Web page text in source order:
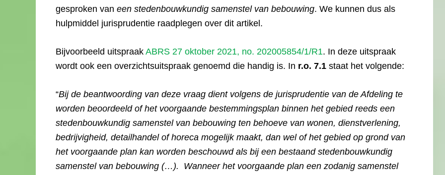
gesproken van een stedenbouwkundig samenstel van bebouwing. We kunnen dus als
hulpmiddel jurisprudentie raadplegen over dit artikel.
Bijvoorbeeld uitspraak ABRS 27 oktober 2021, no. 202005854/1/R1. In deze uitspraak
wordt ook een overzichtsuitspraak genoemd die handig is. In r.o. 7.1 staat het volgende:
“Bij de beantwoording van deze vraag dient volgens de jurisprudentie van de Afdeling te
worden beoordeeld of het voorgaande bestemmingsplan binnen het gebied reeds een
stedenbouwkundig samenstel van bebouwing ten behoeve van wonen, dienstverlening,
bedrijvigheid, detailhandel of horeca mogelijk maakt, dan wel of het gebied op grond van
het voorgaande plan kan worden beschouwd als bij een bestaand stedenbouwkundig
samenstel van bebouwing (…). Wanneer het voorgaande plan een zodanig samenstel